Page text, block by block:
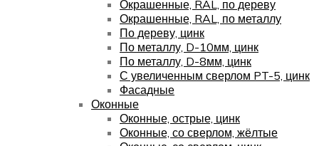
Окрашенные, RAL, по дереву
Окрашенные, RAL, по металлу
По дереву, цинк
По металлу, D-10мм, цинк
По металлу, D-8мм, цинк
С увеличенным сверлом PT-5, цинк
Фасадные
Оконные
Оконные, острые, цинк
Оконные, со сверлом, жёлтые